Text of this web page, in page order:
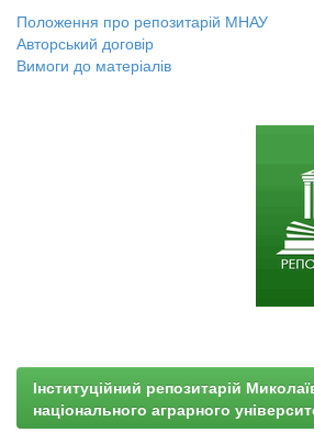
Положення про репозитарій МНАУ
Авторський договір
Вимоги до матеріалів
Інституційний репозитарій
національного аграрного